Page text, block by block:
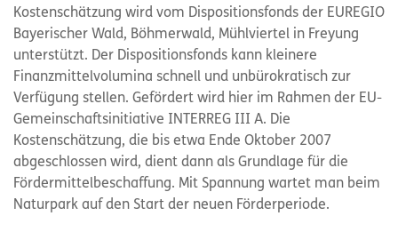
Kostenschätzung wird vom Dispositionsfonds der EUREGIO
Bayerischer Wald, Böhmerwald, Mühlviertel in Freyung
unterstützt. Der Dispositionsfonds kann kleinere
Finanzmittelvolumina schnell und unbürokratisch zur
Verfügung stellen. Gefördert wird hier im Rahmen der EU-
Gemeinschaftsinitiative INTERREG III A. Die
Kostenschätzung, die bis etwa Ende Oktober 2007
abgeschlossen wird, dient dann als Grundlage für die
Fördermittelbeschaffung. Mit Spannung wartet man beim
Naturpark auf den Start der neuen Förderperiode.